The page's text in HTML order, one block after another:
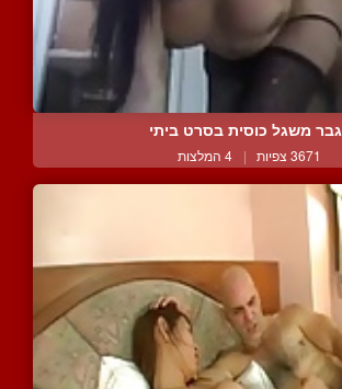
גבר משגל כוסית בסרט ביתי
3671 צפיות | 4 המלצות